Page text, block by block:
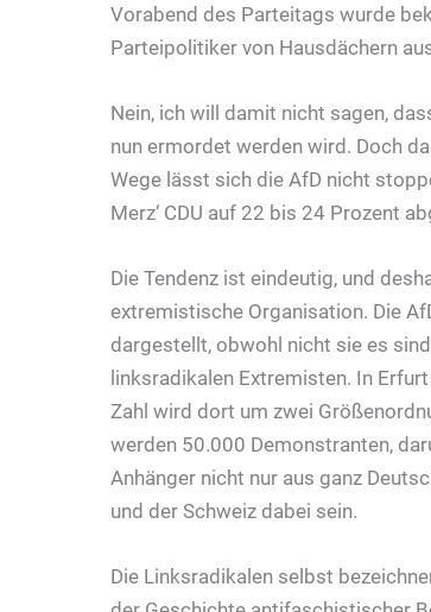
Vorabend des Parteitags wurde
Parteipolitiker von Hausdächern
Nein, ich will damit nicht sagen,
nun ermordet werden wird. Doch
Wege lässt sich die AfD nicht
Merz‘ CDU auf 22 bis 24 Prozent
Die Tendenz ist eindeutig, und
extremistische Organisation. Die
dargestellt, obwohl nicht sie es
linksradikalen Extremisten. In
Zahl wird dort um zwei
werden 50.000 Demonstranten,
Anhänger nicht nur aus ganz
und der Schweiz dabei sein.
Die Linksradikalen selbst